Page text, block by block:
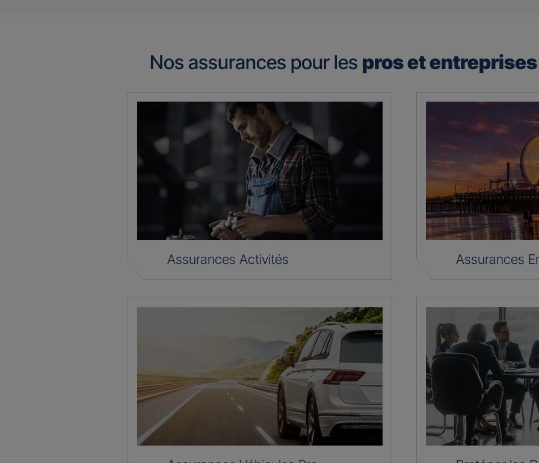
Nos assurances pour les pros et
Assurances Activités Assurances